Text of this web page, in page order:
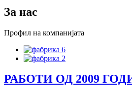
За нас
Профил на компанијата
РАБОТИ ОД 2009